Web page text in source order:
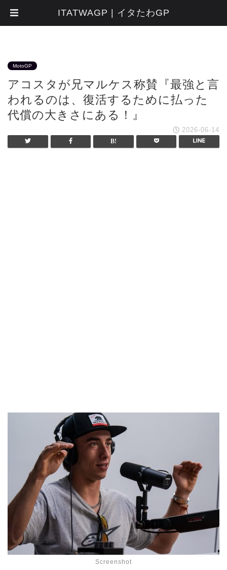
MotoGP
アコスタが兄マルケス称賛『最強と言
われるのは、復活するために払った
代償の大きさにある！』
2026-06-14
Screenshot
ITATWAGP | イタたわGP